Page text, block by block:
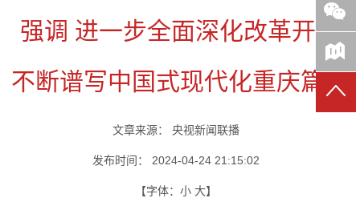
七一视角
作风建设
党史参阅
七一书院
七一号
强调 进一步全面深化改革开放
不断谱写中国式现代化重庆篇章
文章来源： 央视新闻联播
发布时间： 2024-04-24 21:15:02
【字体： 小 大】